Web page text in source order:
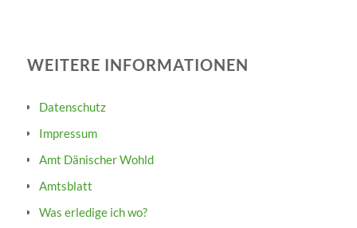
WEITERE INFORMATIONEN
Datenschutz
Impressum
Amt Dänischer Wohld
Amtsblatt
Was erledige ich wo?